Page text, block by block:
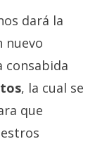
dará la
nuevo
consabida
, la cual se
que